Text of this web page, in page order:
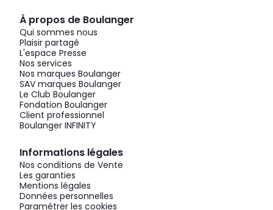
À propos de Boulanger
Qui sommes nous
Plaisir partagé
L'espace Presse
Nos services
Nos marques Boulanger
SAV marques Boulanger
Le Club Boulanger
Fondation Boulanger
Client professionnel
Boulanger INFINITY
Informations légales
Nos conditions de Vente
Les garanties
Mentions légales
Données personnelles
Paramétrer les cookies